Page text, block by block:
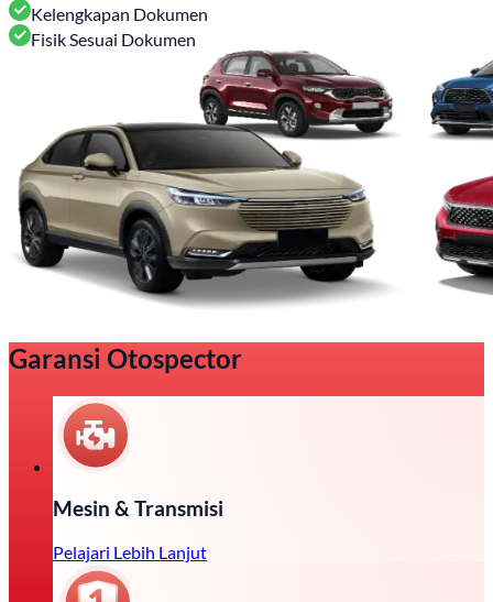
Kelengkapan Dokumen
Fisik Sesuai Dokumen
Garansi Otospector
Mesin & Transmisi
Pelajari Lebih Lanjut